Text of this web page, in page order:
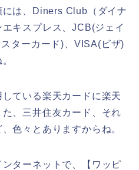
は、Diners Club（ダイナ
キスプレス、JCB(ジェイ
ターカード)、VISA(ビザ)
ている楽天カードに楽天
、三井住友カード、それ
色々とありますからね。
ターネットで、【ワッピ